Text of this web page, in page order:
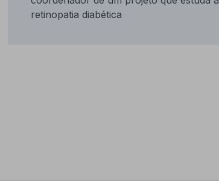
retinopatia diabética